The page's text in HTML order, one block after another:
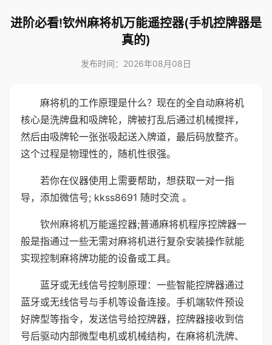
进阶必看!钦州麻将机万能遥控器(手机控牌器是
真的)
发布时间：2026年08月08日
麻将机的工作原理是什么？现在的全自动麻将机
核心是洗牌盘和吸牌轮，牌被打乱后通过机械搅拌，
然后由吸牌轮一张张吸起送入牌道，最后码放整齐。
这个过程是物理性的，随机性很强。
若你在仪器使用上需要帮助，想获取一对一指
导，添加微信号; kkss8691 随时交流 。
钦州麻将机万能遥控器;普通麻将机程序控牌器一
般是指通过一些无需对麻将机进行复杂安装操作就能
实现控制麻将牌功能的设备或工具。
蓝牙或无线信号控制原理：一些智能控牌器通过
蓝牙或无线信号与手机等设备连接。手机端软件预设
好牌型等指令，发送信号给控牌器，控牌器接收到信
号后驱动内部微型电机或机械结构，在麻将机洗牌、